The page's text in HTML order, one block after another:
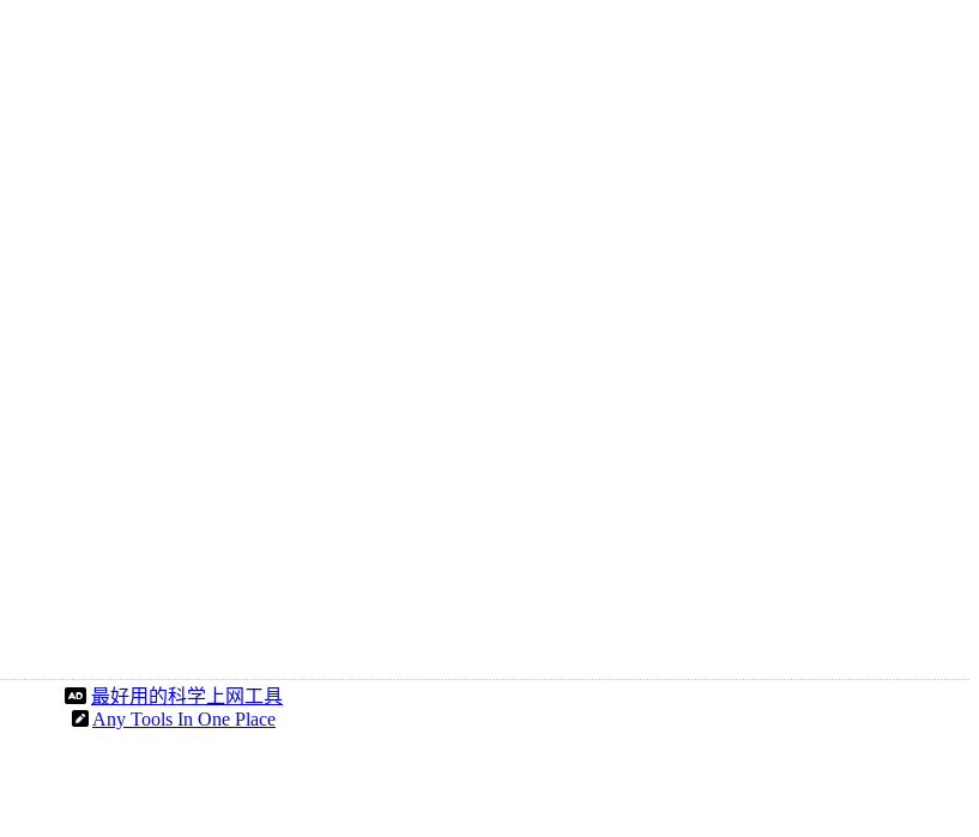
最好用的科学上网工具
Any Tools In One Place